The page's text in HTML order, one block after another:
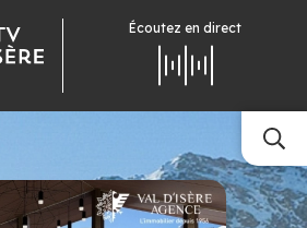
Écoutez en direct